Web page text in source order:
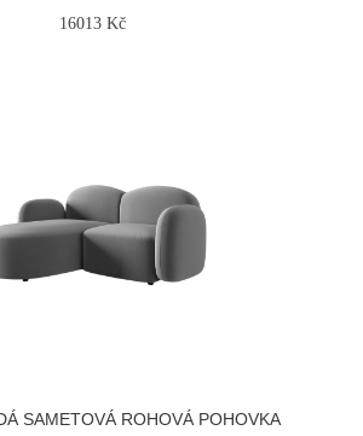
16013 Kč
SAMETOVÁ ROHOVÁ POHOVKA